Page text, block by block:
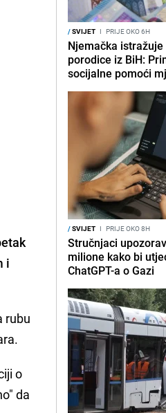
i
rubu
o
da
/SVIJET I PRIJE OKO 6H
Njemačka
porodice iz BiH:
socijalne pomoći
/SVIJET I PRIJE OKO 8H
Stručnjaci
milione kako bi
ChatGPT-a o Gazi